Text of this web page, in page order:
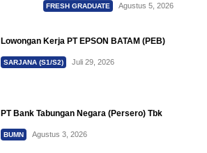
FRESH GRADUATE Agustus 5, 2026
Lowongan Kerja PT EPSON BATAM (PEB)
SARJANA (S1/S2) Juli 29, 2026
PT Bank Tabungan Negara (Persero) Tbk
BUMN Agustus 3, 2026